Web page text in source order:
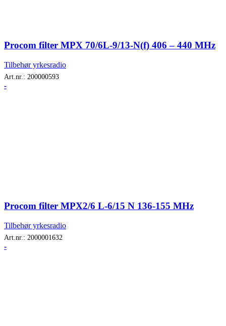
Procom filter MPX 70/6L-9/13-N(f) 406 – 440 MHz
Tilbehør yrkesradio
Art.nr.: 200000593
-
Procom filter MPX2/6 L-6/15 N 136-155 MHz
Tilbehør yrkesradio
Art.nr.: 2000001632
-